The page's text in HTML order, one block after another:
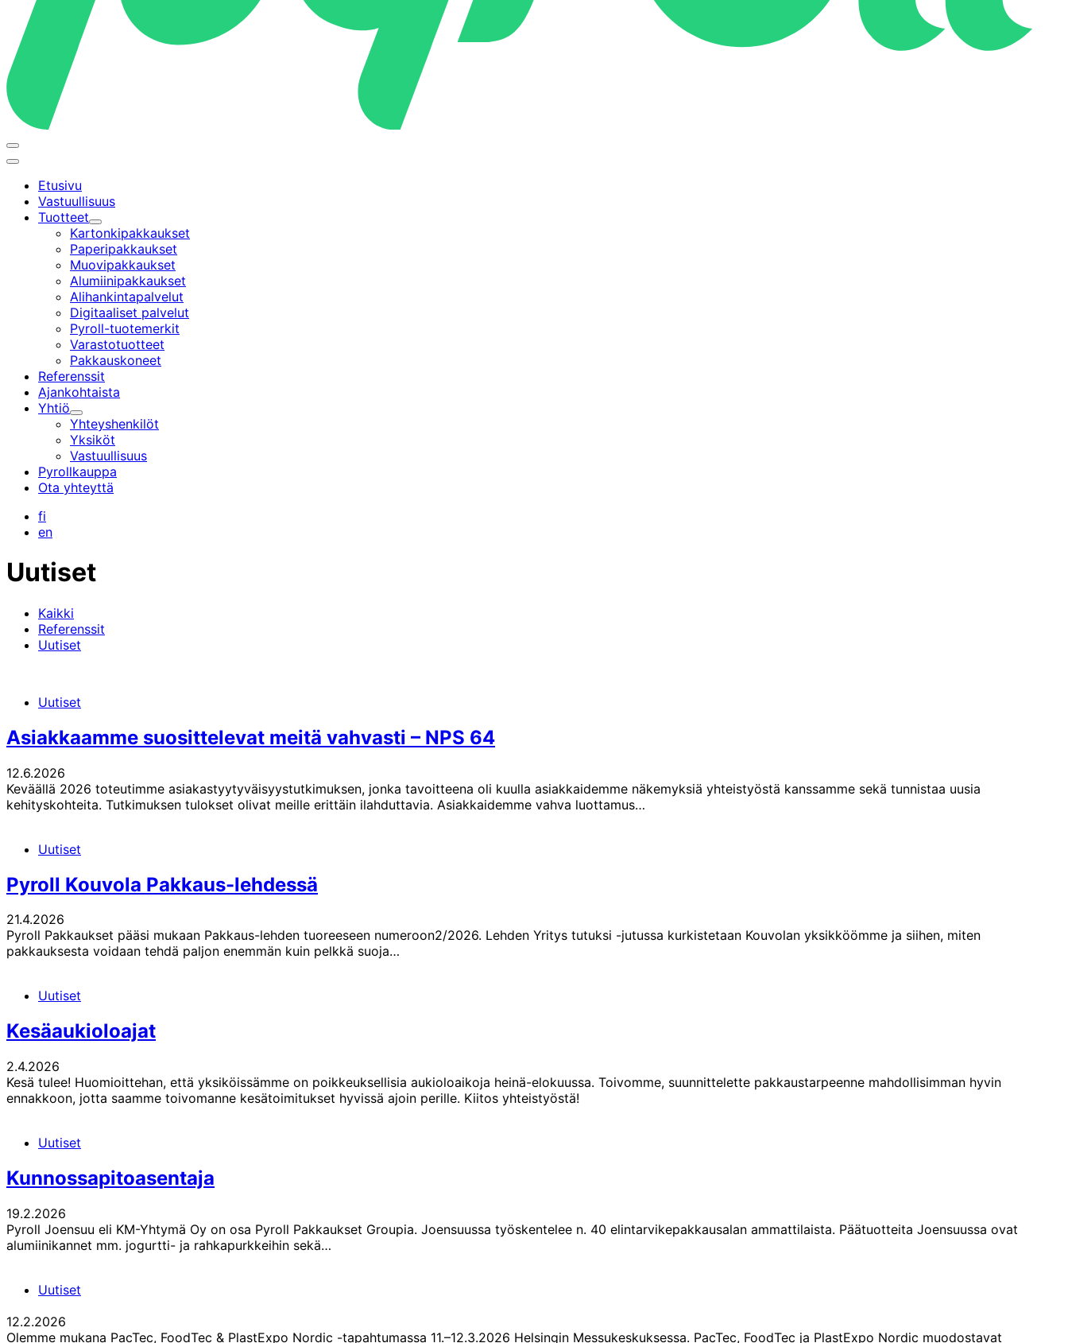
Avaa/sulje
hakupalkki
Päävalikko
Etusivu
Vastuullisuus
Tuotteet
Alavalikko
Kartonkipakkaukset
Paperipakkaukset
Muovipakkaukset
Alumiinipakkaukset
Alihankintapalvelut
Digitaaliset palvelut
Pyroll-tuotemerkit
Varastotuotteet
Pakkauskoneet
Referenssit
Ajankohtaista
Yhtiö
Alavalikko
Yhteyshenkilöt
Yksiköt
Vastuullisuus
Pyrollkauppa
Ota yhteyttä
fi
en
Uutiset
Kaikki
Referenssit
Uutiset
Uutiset
Asiakkaamme suosittelevat meitä vahvasti – NPS 64
12.6.2026
Keväällä 2026 toteutimme asiakastyytyväisyystutkimuksen, jonka tavoitteena oli kuulla asiakkaidemme näkemyksiä yhteistyöstä kanssamme sekä tunnistaa uusia
kehityskohteita. Tutkimuksen tulokset olivat meille erittäin ilahduttavia. Asiakkaidemme vahva luottamus…
Uutiset
Pyroll Kouvola Pakkaus-lehdessä
21.4.2026
Pyroll Pakkaukset pääsi mukaan Pakkaus-lehden tuoreeseen numeroon2/2026. Lehden Yritys tutuksi -jutussa kurkistetaan Kouvolan yksikköömme ja siihen, miten
pakkauksesta voidaan tehdä paljon enemmän kuin pelkkä suoja…
Uutiset
Kesäaukioloajat
2.4.2026
Kesä tulee! Huomioittehan, että yksiköissämme on poikkeuksellisia aukioloaikoja heinä-elokuussa. Toivomme, suunnittelette pakkaustarpeenne mahdollisimman hyvin
ennakkoon, jotta saamme toivomanne kesätoimitukset hyvissä ajoin perille. Kiitos yhteistyöstä!
Uutiset
Kunnossapitoasentaja
19.2.2026
Pyroll Joensuu eli KM-Yhtymä Oy on osa Pyroll Pakkaukset Groupia. Joensuussa työskentelee n. 40 elintarvikepakkausalan ammattilaista. Päätuotteita Joensuussa ovat
alumiinikannet mm. jogurtti- ja rahkapurkkeihin sekä…
Uutiset
12.2.2026
Olemme mukana PacTec, FoodTec & PlastExpo Nordic -tapahtumassa 11.–12.3.2026 Helsingin Messukeskuksessa. PacTec, FoodTec ja PlastExpo Nordic muodostavat